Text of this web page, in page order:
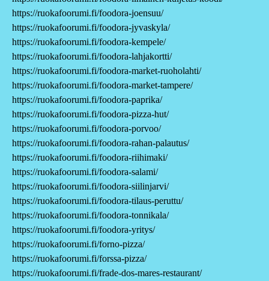
https://ruokafoorumi.fi/foodora-joensuu/
https://ruokafoorumi.fi/foodora-jyvaskyla/
https://ruokafoorumi.fi/foodora-kempele/
https://ruokafoorumi.fi/foodora-lahjakortti/
https://ruokafoorumi.fi/foodora-market-ruoholahti/
https://ruokafoorumi.fi/foodora-market-tampere/
https://ruokafoorumi.fi/foodora-paprika/
https://ruokafoorumi.fi/foodora-pizza-hut/
https://ruokafoorumi.fi/foodora-porvoo/
https://ruokafoorumi.fi/foodora-rahan-palautus/
https://ruokafoorumi.fi/foodora-riihimaki/
https://ruokafoorumi.fi/foodora-salami/
https://ruokafoorumi.fi/foodora-siilinjarvi/
https://ruokafoorumi.fi/foodora-tilaus-peruttu/
https://ruokafoorumi.fi/foodora-tonnikala/
https://ruokafoorumi.fi/foodora-yritys/
https://ruokafoorumi.fi/forno-pizza/
https://ruokafoorumi.fi/forssa-pizza/
https://ruokafoorumi.fi/frade-dos-mares-restaurant/